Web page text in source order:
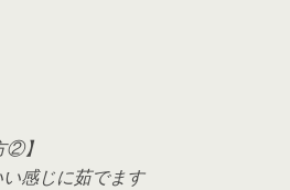
②】
感じに茹でます